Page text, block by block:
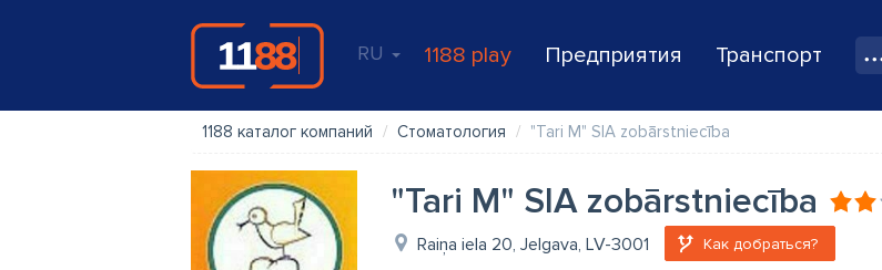
RU 1188 play Предприятия Транспорт
1188 каталог компаний Стоматология "Tari M" SIA zobārstniecība
"Tari M" SIA zobārstniecība
Raiņa iela 20, Jelgava, LV-3001 Как добраться?